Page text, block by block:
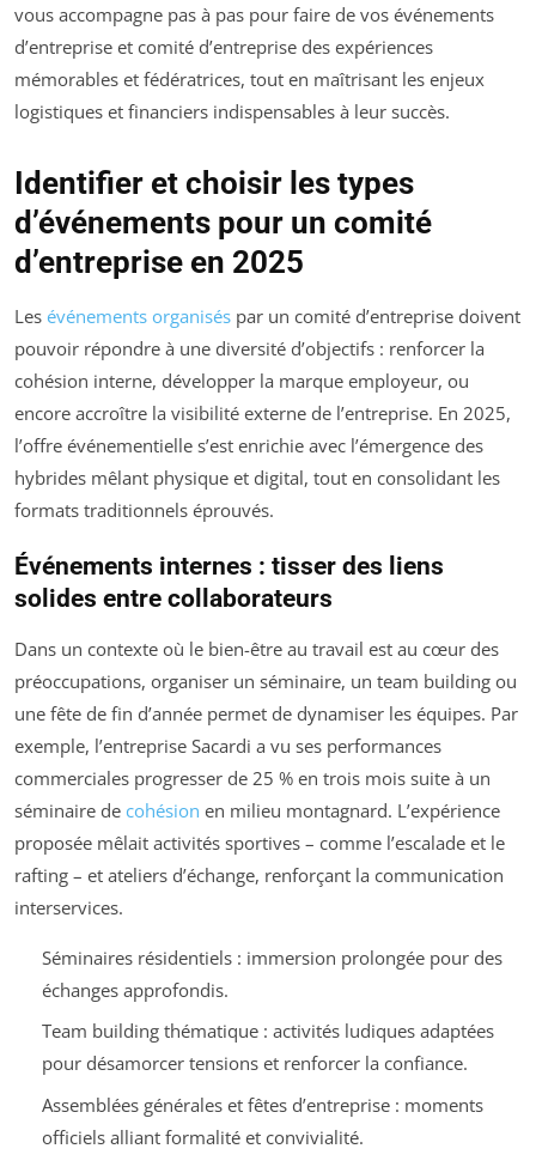
vous accompagne pas à pas pour faire de vos événements
d’entreprise et comité d’entreprise des expériences
mémorables et fédératrices, tout en maîtrisant les enjeux
logistiques et financiers indispensables à leur succès.
Identifier et choisir les types
d’événements pour un comité
d’entreprise en 2025
Les événements organisés par un comité d’entreprise doivent
pouvoir répondre à une diversité d’objectifs : renforcer la
cohésion interne, développer la marque employeur, ou
encore accroître la visibilité externe de l’entreprise. En 2025,
l’offre événementielle s’est enrichie avec l’émergence des
hybrides mêlant physique et digital, tout en consolidant les
formats traditionnels éprouvés.
Événements internes : tisser des liens
solides entre collaborateurs
Dans un contexte où le bien-être au travail est au cœur des
préoccupations, organiser un séminaire, un team building ou
une fête de fin d’année permet de dynamiser les équipes. Par
exemple, l’entreprise Sacardi a vu ses performances
commerciales progresser de 25 % en trois mois suite à un
séminaire de cohésion en milieu montagnard. L’expérience
proposée mêlait activités sportives – comme l’escalade et le
rafting – et ateliers d’échange, renforçant la communication
interservices.
Séminaires résidentiels : immersion prolongée pour des
échanges approfondis.
Team building thématique : activités ludiques adaptées
pour désamorcer tensions et renforcer la confiance.
Assemblées générales et fêtes d’entreprise : moments
officiels alliant formalité et convivialité.